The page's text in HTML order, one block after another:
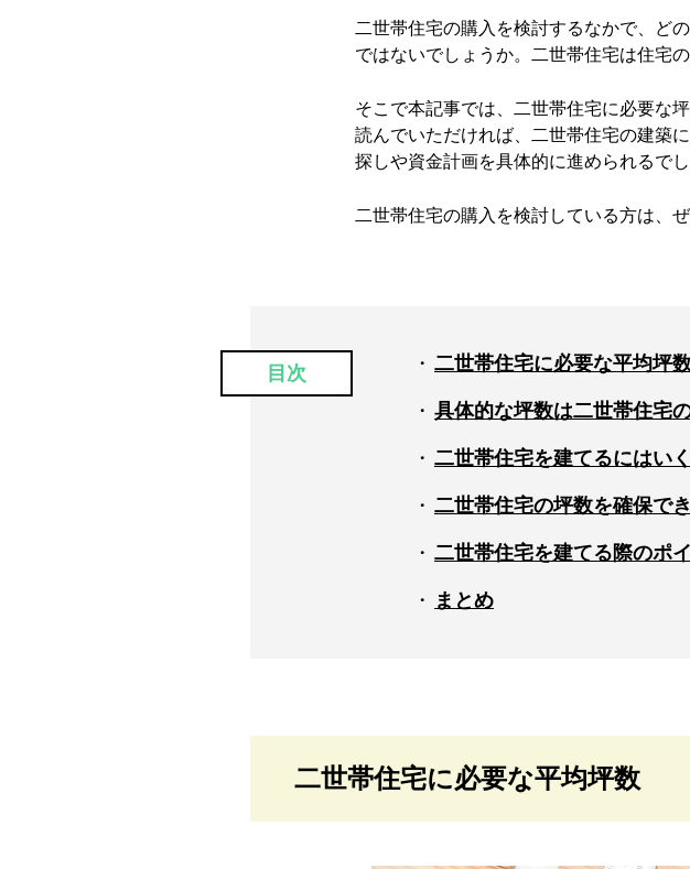
二世帯住宅の購入を検討するなかで、ど
ではないでしょうか。二世帯住宅は住宅
そこで本記事では、二世帯住宅に必要な
読んでいただければ、二世帯住宅の建築
探しや資金計画を具体的に進められるでし
二世帯住宅の購入を検討している方は、
目次 二世帯住宅に必要な平均坪
具体的な坪数は二世帯住宅
二世帯住宅を建てるにはい
二世帯住宅の坪数を確保で
二世帯住宅を建てる際のポ
まとめ
二世帯住宅に必要な平均坪数